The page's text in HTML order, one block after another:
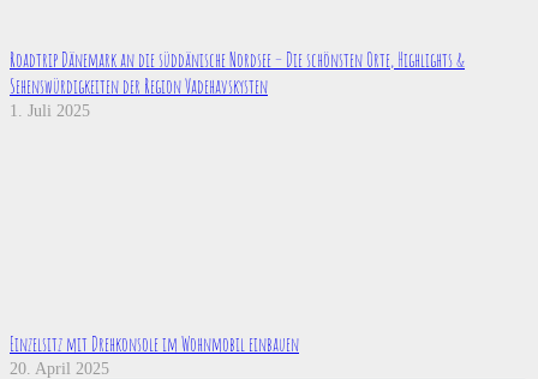
Roadtrip Dänemark an die süddänische Nordsee – Die schönsten Orte, Highlights &
Sehenswürdigkeiten der Region Vadehavskysten
1. Juli 2025
Einzelsitz mit Drehkonsole im Wohnmobil einbauen
20. April 2025